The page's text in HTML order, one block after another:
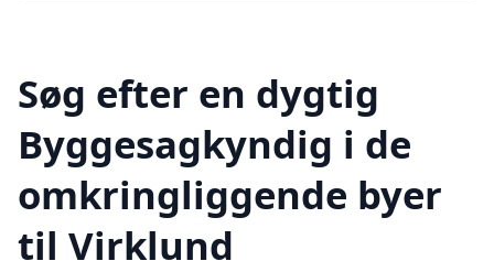
Søg efter en dygtig
Byggesagkyndig i de
omkringliggende byer
til Virklund